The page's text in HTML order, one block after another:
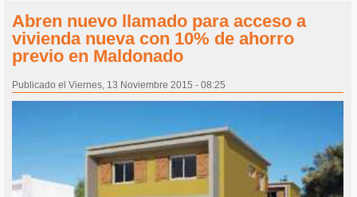
Abren nuevo llamado para acceso a
vivienda nueva con 10% de ahorro
previo en Maldonado
Publicado el Viernes, 13 Noviembre 2015 - 08:25